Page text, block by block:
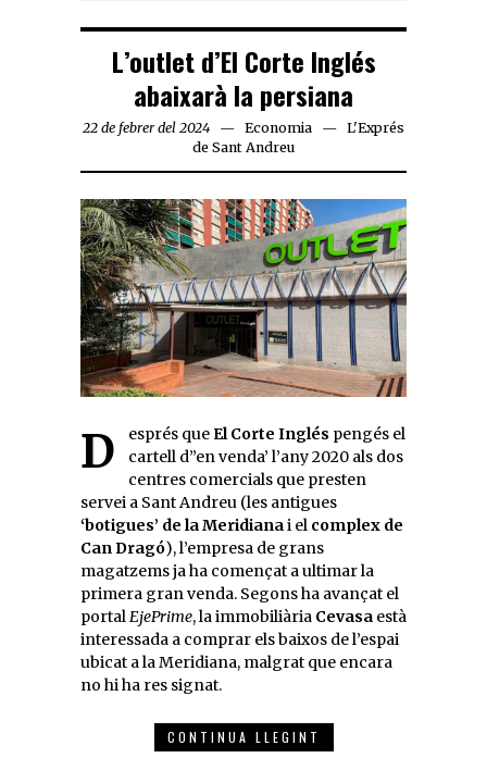
L’outlet d’El Corte Inglés
abaixarà la persiana
22 de febrer del 2024 Economia
L'Exprés
de Sant Andreu
Després queEl Corte Inglés pengés el
cartell d”en venda’ l’any 2020 als dos
centres comercials que presten
servei a Sant Andreu (les antigues
‘botigues’ de la Meridianai el complex de
Can Dragó), l’empresa de grans
magatzems ja ha començat a ultimar la
primera gran venda. Segons ha avançat el
portalEjePrime, la immobiliària Cevasa està
interessada a comprar els baixos de l’espai
ubicat a la Meridiana, malgrat que encara
no hi ha res signat.
CONTINUA LLEGINT